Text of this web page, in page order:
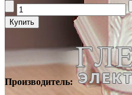
Производитель: